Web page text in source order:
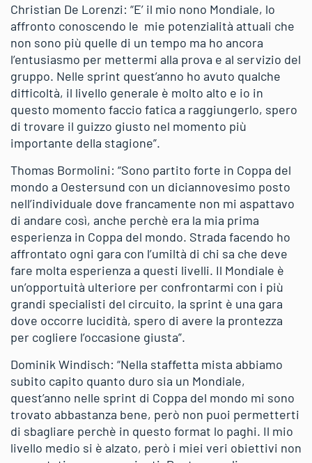
Christian De Lorenzi: “E’ il mio nono Mondiale, lo
affronto conoscendo le mie potenzialità attuali che
non sono più quelle di un tempo ma ho ancora
l’entusiasmo per mettermi alla prova e al servizio del
gruppo. Nelle sprint quest’anno ho avuto qualche
difficoltà, il livello generale è molto alto e io in
questo momento faccio fatica a raggiungerlo, spero
di trovare il guizzo giusto nel momento più
importante della stagione”.
Thomas Bormolini: “Sono partito forte in Coppa del
mondo a Oestersund con un diciannovesimo posto
nell’individuale dove francamente non mi aspattavo
di andare così, anche perchè era la mia prima
esperienza in Coppa del mondo. Strada facendo ho
affrontato ogni gara con l’umiltà di chi sa che deve
fare molta esperienza a questi livelli. Il Mondiale è
un’opportuità ulteriore per confrontarmi con i più
grandi specialisti del circuito, la sprint è una gara
dove occorre lucidità, spero di avere la prontezza
per cogliere l’occasione giusta”.
Dominik Windisch: “Nella staffetta mista abbiamo
subito capito quanto duro sia un Mondiale,
quest’anno nelle sprint di Coppa del mondo mi sono
trovato abbastanza bene, però non puoi permetterti
di sbagliare perchè in questo format lo paghi. Il mio
livello medio si è alzato, però i miei veri obiettivi non